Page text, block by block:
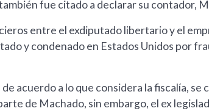
fue citado a declarar su contador,
entre el exdiputado libertario y el
y condenado en Estados Unidos por
acuerdo a lo que considera la fiscalía, se
de Machado, sin embargo, el ex